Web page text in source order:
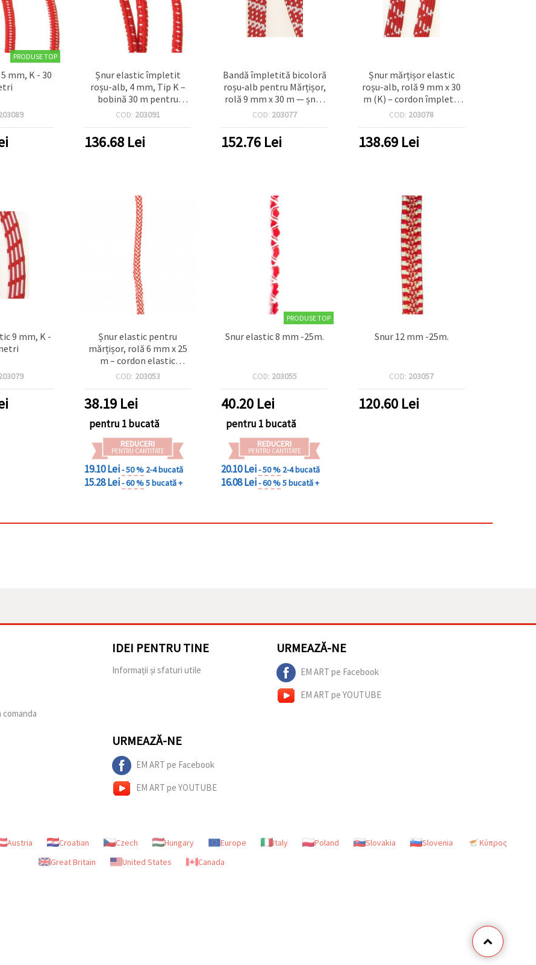
PRODUSE TOP
mm, K - 30
Șnur elastic împletit
roșu-alb, 4 mm, Tip K –
bobină 30 m pentru
mărțișoare, brățări DIY,
handmade
COD: 203091
136.68 Lei
Bandă împletită bicoloră
roșu‑alb pentru Mărțișor,
rolă 9 mm x 30 m — șnur
pentru brățări DIY și
COD: 203077
152.76 Lei
Șnur mărțișor elastic
roșu-alb, rolă 9 mm x 30
m (K) – cordon împletit
bulgăresc pentru brățări,
COD: 203078
138.69Lei
9 mm, K -
Șnur elastic pentru
mărțișor, rolă 6 mm x 25
m – cordon elastic
rezistent pentru brățări
handmade
COD: 203053
38.19 Lei
pentru 1 bucată
REDUCERI
PENTRU CANTITATE
19.10 Lei- 50 % 2-4 bucată
15.28 Lei- 60 %5 bucată +
PRODUSE TOP
Snur elastic 8 mm -25m.
COD: 203055
40.20 Lei
pentru 1 bucată
REDUCERI
PENTRU CANTITATE
20.10 Lei- 50 % 2-4 bucată
16.08 Lei- 60 %5 bucată +
Snur 12 mm -25m.
COD: 203057
120.60Lei
IDEI PENTRU TINE
Informații și sfaturi utile
URMEAZĂ-NE
EM ART pe Facebook
EM ART pe YOUTUBE
URMEAZĂ-NE
EM ART pe Facebook
EM ART pe YOUTUBE
Austria Croatian Czech Hungary Europe Italy Poland Slovakia Slovenia
Κύπρος
Great Britain
United States Canada